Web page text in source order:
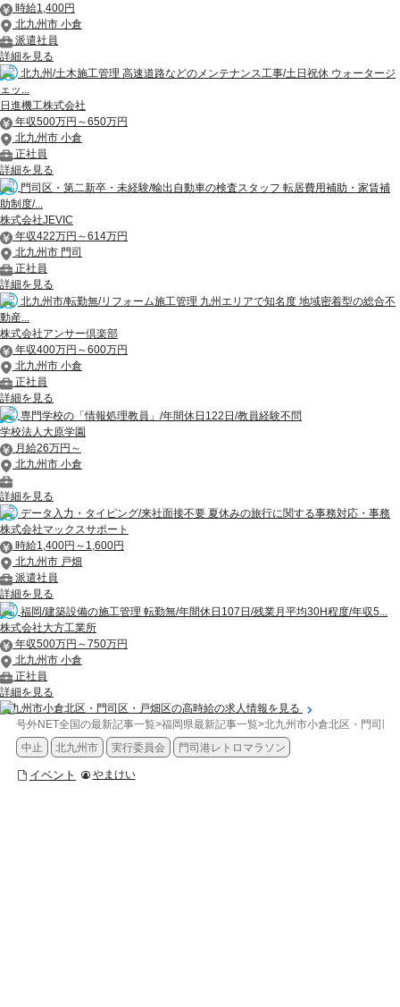
時給1,400円
北九州市 小倉
派遣社員
詳細を見る
北九州/土木施工管理 高速道路などのメンテナンス工事/土日祝休 ウォータージ
ェッ...
日進機工株式会社
年収500万円～650万円
北九州市 小倉
正社員
詳細を見る
門司区・第二新卒・未経験/輸出自動車の検査スタッフ 転居費用補助・家賃補
助制度/...
株式会社JEVIC
年収422万円～614万円
北九州市 門司
正社員
詳細を見る
北九州市/転勤無/リフォーム施工管理 九州エリアで知名度 地域密着型の総合不
動産...
株式会社アンサー倶楽部
年収400万円～600万円
北九州市 小倉
正社員
詳細を見る
専門学校の「情報処理教員」/年間休日122日/教員経験不問
学校法人大原学園
月給26万円～
北九州市 小倉
詳細を見る
データ入力・タイピング/来社面接不要 夏休みの旅行に関する事務対応・事務
株式会社マックスサポート
時給1,400円～1,600円
北九州市 戸畑
派遣社員
詳細を見る
福岡/建築設備の施工管理 転勤無/年間休日107日/残業月平均30H程度/年収5...
株式会社大方工業所
年収500万円～750万円
北九州市 小倉
正社員
詳細を見る
北九州市小倉北区・門司区・戸畑区の高時給の求人情報を見る
号外NET全国の最新記事一覧>福岡県最新記事一覧>北九州市小倉北区・門司区
中止
北九州市 実行委員会 門司港レトロマラソン
イベント やまけい